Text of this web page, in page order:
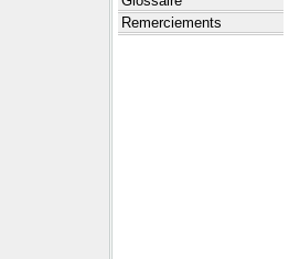
Remerciements